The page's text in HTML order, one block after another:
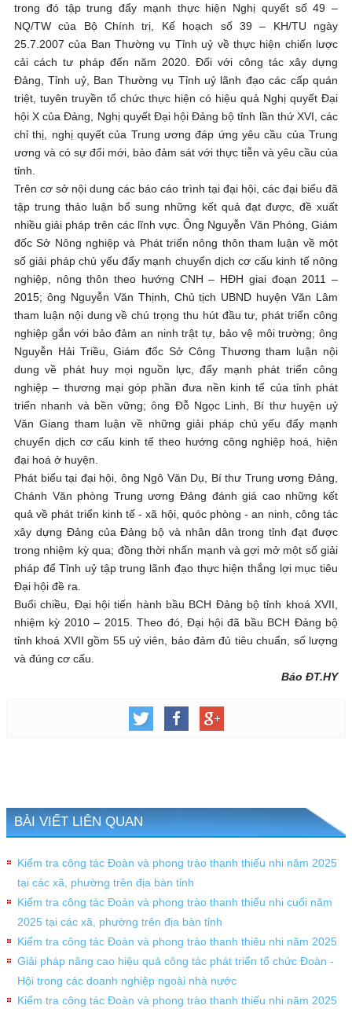
trong đó tập trung đẩy mạnh thực hiện Nghị quyết số 49 –
NQ/TW của Bộ Chính trị, Kế hoạch số 39 – KH/TU ngày
25.7.2007 của Ban Thường vụ Tỉnh uỷ về thực hiện chiến lược
cải cách tư pháp đến năm 2020. Đối với công tác xây dựng
Đảng, Tỉnh uỷ, Ban Thường vụ Tỉnh uỷ lãnh đạo các cấp quán
triệt, tuyên truyền tổ chức thực hiện có hiệu quả Nghị quyết Đại
hội X của Đảng, Nghị quyết Đại hội Đảng bộ tỉnh lần thứ XVI, các
chỉ thị, nghị quyết của Trung ương đáp ứng yêu cầu của Trung
ương và có sự đổi mới, bảo đảm sát với thực tiễn và yêu cầu của
tỉnh.
Trên cơ sở nội dung các báo cáo trình tại đại hội, các đại biểu đã
tập trung thảo luận bổ sung những kết quả đạt được, đề xuất
nhiều giải pháp trên các lĩnh vực. Ông Nguyễn Văn Phóng, Giám
đốc Sở Nông nghiệp và Phát triển nông thôn tham luận về một
số giải pháp chủ yếu đẩy mạnh chuyển dịch cơ cấu kinh tế nông
nghiệp, nông thôn theo hướng CNH – HĐH giai đoạn 2011 –
2015; ông Nguyễn Văn Thịnh, Chủ tịch UBND huyện Văn Lâm
tham luận nội dung về chú trọng thu hút đầu tư, phát triển công
nghiệp gắn với bảo đảm an ninh trật tự, bảo vệ môi trường; ông
Nguyễn Hải Triều, Giám đốc Sở Công Thương tham luận nội
dung về phát huy mọi nguồn lực, đẩy mạnh phát triển công
nghiệp – thương mại góp phần đưa nền kinh tế của tỉnh phát
triển nhanh và bền vững; ông Đỗ Ngọc Linh, Bí thư huyện uỷ
Văn Giang tham luận về những giải pháp chủ yếu đẩy mạnh
chuyển dịch cơ cấu kinh tế theo hướng công nghiệp hoá, hiện
đại hoá ở huyện.
Phát biểu tại đại hội, ông Ngô Văn Dụ, Bí thư Trung ương Đảng,
Chánh Văn phòng Trung ương Đảng đánh giá cao những kết
quả về phát triển kinh tế - xã hội, quóc phòng - an ninh, công tác
xây dựng Đảng của Đảng bộ và nhân dân trong tỉnh đạt được
trong nhiệm kỳ qua; đồng thời nhấn mạnh và gợi mở một số giải
pháp để Tỉnh uỷ tập trung lãnh đạo thực hiện thắng lợi mục tiêu
Đại hội đề ra.
Buổi chiều, Đại hội tiến hành bầu BCH Đảng bộ tỉnh khoá XVII,
nhiệm kỳ 2010 – 2015. Theo đó, Đại hội đã bầu BCH Đảng bộ
tỉnh khoá XVII gồm 55 uỷ viên, bảo đảm đủ tiêu chuẩn, số lượng
và đúng cơ cấu.
Báo ĐT.HY
BÀI VIẾT LIÊN QUAN
Kiểm tra công tác Đoàn và phong trào thanh thiếu nhi năm 2025
tại các xã, phường trên địa bàn tỉnh
Kiểm tra công tác Đoàn và phong trào thanh thiếu nhi cuối năm
2025 tại các xã, phường trên địa bàn tỉnh
Kiểm tra công tác Đoàn và phong trào thanh thiêu nhi năm 2025
Giải pháp nâng cao hiệu quả công tác phát triển tổ chức Đoàn -
Hội trong các doanh nghiệp ngoài nhà nước
Kiểm tra công tác Đoàn và phong trào thanh thiếu nhi năm 2025